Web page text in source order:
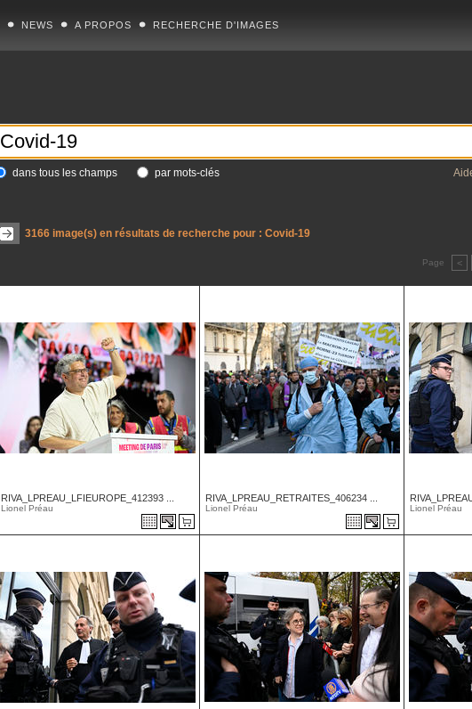
NEWS A PROPOS RECHERCHE D'IMAGES
dans tous les champs par mots-clés
3166 image(s) en résultats de recherche pour : Covid-19
Page <
RIVA_LPREAU_LFIEUROPE_412393 ...
Lionel Préau
RIVA_LPREAU_RETRAITES_406234 ...
Lionel Préau Lionel Préau